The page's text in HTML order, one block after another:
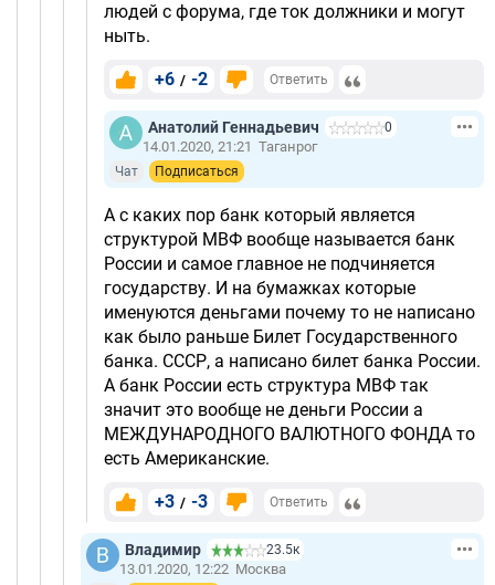
людей с форума, где ток должники и могут
ныть.
+6 / -2 Ответить
Анатолий Геннадьевич 0
14.01.2020, 21:21 Таганрог
Чат Подписаться
А с каких пор банк который является
структурой МВФ вообще называется банк
России и самое главное не подчиняется
государству. И на бумажках которые
именуются деньгами почему то не написано
как было раньше Билет Государственного
банка. СССР, а написано билет банка России.
А банк России есть структура МВФ так
значит это вообще не деньги России а
МЕЖДУНАРОДНОГО ВАЛЮТНОГО ФОНДА то
есть Американские.
+3 / -3 Ответить
Владимир 23.5к
13.01.2020, 12:22 Москва